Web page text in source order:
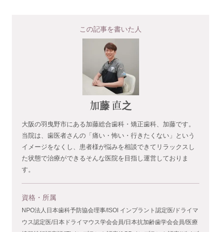
この記事を書いた人
加藤 直之
大阪の羽曳野市にある加藤総合歯科・矯正歯科、加藤です。
当院は、歯医者さんの「痛い・怖い・行きたくない」という
イメージをなくし、患者様が悩みを相談できてリラックスし
た状態で治療ができるそんな医院を目指し運営しておりま
す。
資格・所属
NPO法人日本歯科予防協会理事/ISOI インプラント認定医/ドライマ
ウス認定医/日本ドライマウス学会会員/日本抗加齢歯学会会員/医療